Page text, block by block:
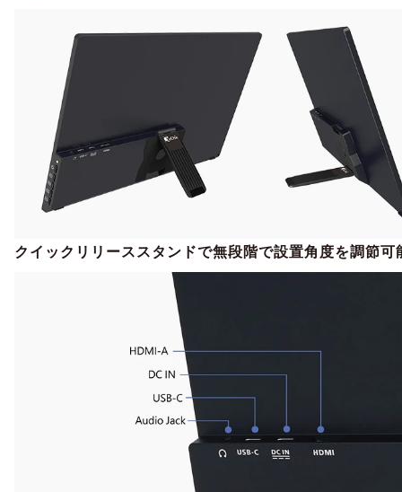
クイックリリーススタンドで無段階で設置角度を調節可